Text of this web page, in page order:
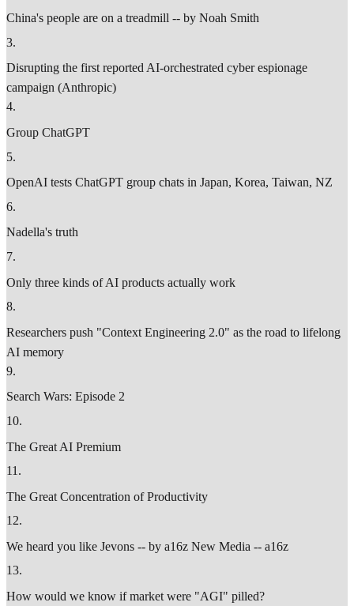
China's people are on a treadmill -- by Noah Smith
3.
Disrupting the first reported AI-orchestrated cyber espionage
campaign (Anthropic)
4.
Group ChatGPT
5.
OpenAI tests ChatGPT group chats in Japan, Korea, Taiwan, NZ
6.
Nadella's truth
7.
Only three kinds of AI products actually work
8.
Researchers push "Context Engineering 2.0" as the road to lifelong
AI memory
9.
Search Wars: Episode 2
10.
The Great AI Premium
11 .
The Great Concentration of Productivity
12.
We heard you like Jevons -- by a16z New Media -- a16z
13.
How would we know if market were "AGI" pilled?